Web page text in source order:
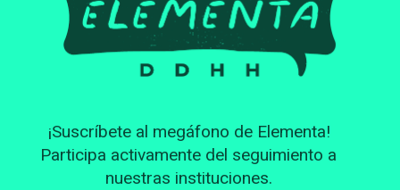
¡Suscríbete al megáfono de Elementa!
Participa activamente del seguimiento a
nuestras instituciones.